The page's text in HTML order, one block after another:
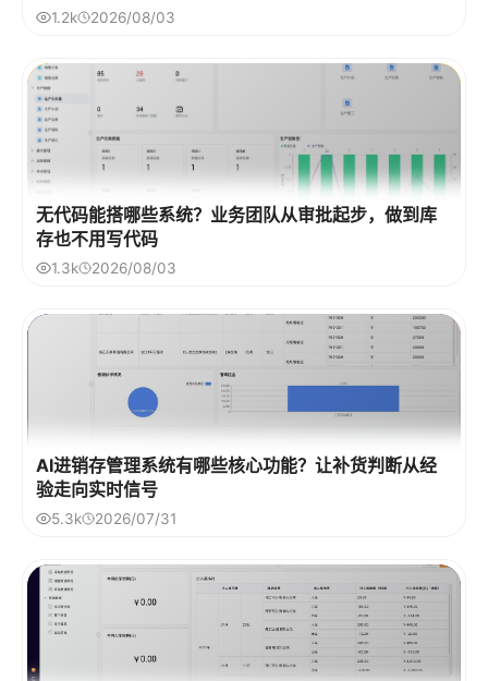
1.2k 2026/08/03
无代码能搭哪些系统？业务团队从审批起步，做到库
存也不用写代码
1.3k 2026/08/03
AI进销存管理系统有哪些核心功能？让补货判断从经
验走向实时信号
5.3k 2026/07/31